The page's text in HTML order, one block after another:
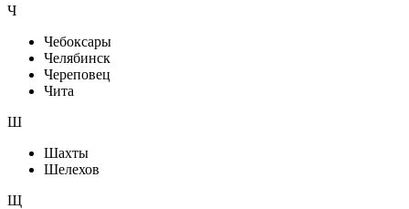
Ч
Чебоксары
Челябинск
Череповец
Чита
Ш
Шахты
Шелехов
Щ